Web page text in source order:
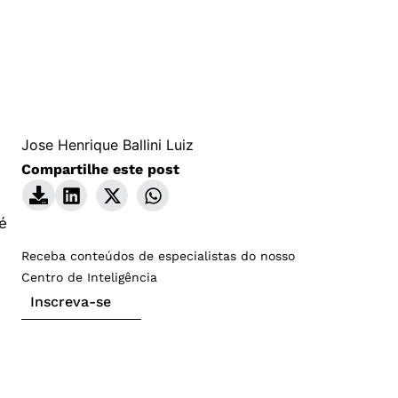
Jose Henrique Ballini Luiz
Compartilhe este post
Receba conteúdos de especialistas do nosso
Centro de Inteligência
Inscreva-se